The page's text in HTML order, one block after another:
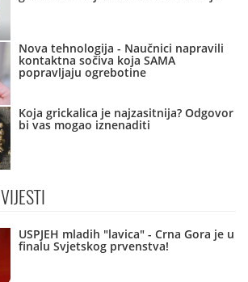
Nova tehnologija - Naučnici napravili
kontaktna sočiva koja SAMA
popravljaju ogrebotine
Koja grickalica je najzasitnija? Odgovor
bi vas mogao iznenaditi
VIJESTI
USPJEH mladih "lavica" - Crna Gora je u
finalu Svjetskog prvenstva!